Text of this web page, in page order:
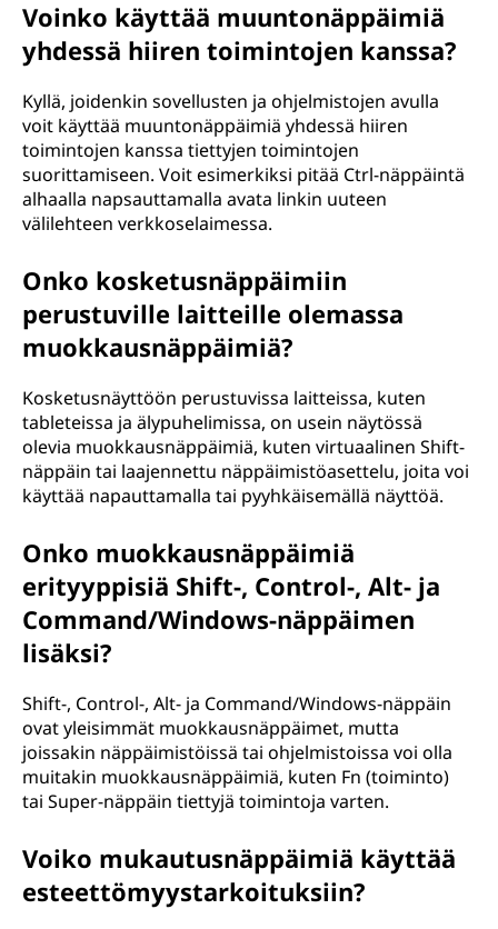
Voinko käyttää muuntonäppäimiä
yhdessä hiiren toimintojen kanssa?
Kyllä, joidenkin sovellusten ja ohjelmistojen avulla
voit käyttää muuntonäppäimiä yhdessä hiiren
toimintojen kanssa tiettyjen toimintojen
suorittamiseen. Voit esimerkiksi pitää Ctrl-näppäintä
alhaalla napsauttamalla avata linkin uuteen
välilehteen verkkoselaimessa.
Onko kosketusnäppäimiin
perustuville laitteille olemassa
muokkausnäppäimiä?
Kosketusnäyttöön perustuvissa laitteissa, kuten
tableteissa ja älypuhelimissa, on usein näytössä
olevia muokkausnäppäimiä, kuten virtuaalinen Shift-
näppäin tai laajennettu näppäimistöasettelu, joita voi
käyttää napauttamalla tai pyyhkäisemällä näyttöä.
Onko muokkausnäppäimiä
erityyppisiä Shift-, Control-, Alt- ja
Command/Windows-näppäimen
lisäksi?
Shift-, Control-, Alt- ja Command/Windows-näppäin
ovat yleisimmät muokkausnäppäimet, mutta
joissakin näppäimistöissä tai ohjelmistoissa voi olla
muitakin muokkausnäppäimiä, kuten Fn (toiminto)
tai Super-näppäin tiettyjä toimintoja varten.
Voiko mukautusnäppäimiä käyttää
esteettömyystarkoituksiin?